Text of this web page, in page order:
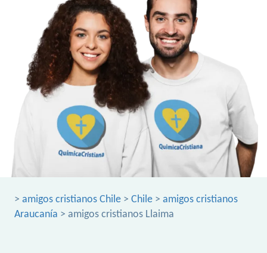
> amigos cristianos Chile > Chile > amigos cristianos
Araucanía > amigos cristianos Llaima